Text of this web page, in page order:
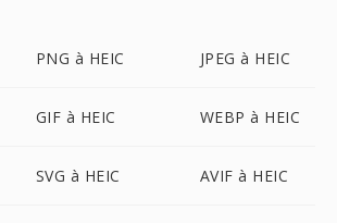
PNG à HEIC JPEG à HEIC
GIF à HEIC WEBP à HEIC
SVG à HEIC AVIF à HEIC